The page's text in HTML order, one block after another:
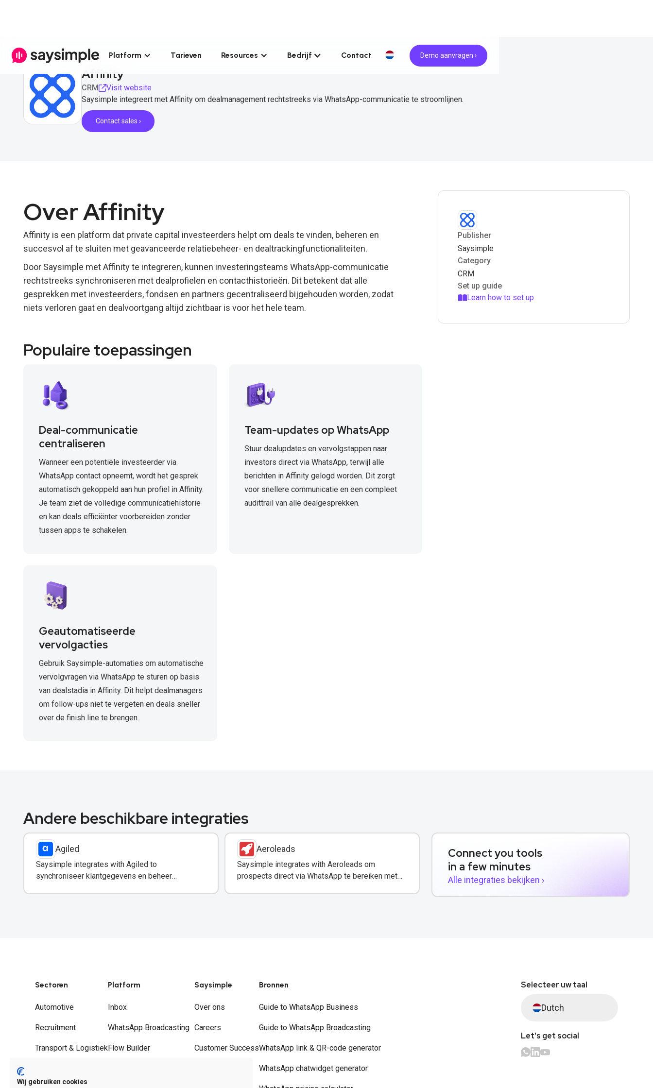
Platform Tarieven Resources Bedrijf Contact Demo aanvragen ›
Affinity
CRM
Visit website
Saysimple integreert met Affinity om dealmanagement rechtstreeks via WhatsApp-communicatie te stroomlijnen.
Contact sales ›
Over Affinity
Affinity is een platform dat private capital investeerders helpt om deals te vinden, beheren en
succesvol af te sluiten met geavanceerde relatiebeheer- en dealtrackingfunctionaliteiten.
Door Saysimple met Affinity te integreren, kunnen investeringsteams WhatsApp-communicatie
rechtstreeks synchroniseren met dealprofielen en contacthistorieën. Dit betekent dat alle
gesprekken met investeerders, fondsen en partners gecentraliseerd bijgehouden worden, zodat
niets verloren gaat en dealvoortgang altijd zichtbaar is voor het hele team.
Populaire toepassingen
Deal-communicatie
centraliseren
Wanneer een potentiële investeerder via
WhatsApp contact opneemt, wordt het gesprek
automatisch gekoppeld aan hun profiel in Affinity.
Je team ziet de volledige communicatiehistorie
en kan deals efficiënter voorbereiden zonder
tussen apps te schakelen.
Team-updates op WhatsApp
Stuur dealupdates en vervolgstappen naar
investors direct via WhatsApp, terwijl alle
berichten in Affinity gelogd worden. Dit zorgt
voor snellere communicatie en een compleet
audittrail van alle dealgesprekken.
Geautomatiseerde
vervolgacties
Gebruik Saysimple-automaties om automatische
vervolgvragen via WhatsApp te sturen op basis
van dealstadia in Affinity. Dit helpt dealmanagers
om follow-ups niet te vergeten en deals sneller
over de finish line te brengen.
Publisher
Saysimple
Category
CRM
Set up guide
Learn how to set up
Andere beschikbare integraties
Agiled
Saysimple integrates with Agiled to
synchroniseer klantgegevens en beheer
Aeroleads
Saysimple integrates with Aeroleads om
prospects direct via WhatsApp te bereiken met
Connect you tools
in a few minutes
Alle integraties bekijken ›
Sectoren
Automotive
Recruitment
Transport & Logistiek
Platform
Inbox
WhatsApp Broadcasting
Flow Builder
Saysimple
Over ons
Careers
Customer Success
Bronnen
Guide to WhatsApp Business
Guide to WhatsApp Broadcasting
WhatsApp link & QR-code generator
WhatsApp chatwidget generator
Selecteer uw taal
Dutch
Let's get social
Wij gebruiken cookies